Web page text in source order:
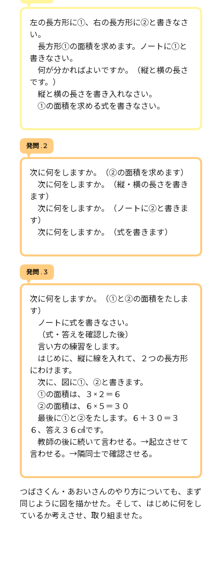
左の長方形に①、右の長方形に②と書きなさ
い。
長方形①の面積を求めます。ノートに①と
書きなさい。
何が分かればよいですか。（縦と横の長さ
です。）
縦と横の長さを書き入れなさい。
①の面積を求める式を書きなさい。
発問 . 2
次に何をしますか。（②の面積を求めます）
次に何をしますか。（縦・横の長さを書き
ます）
次に何をしますか。（ノートに②と書きま
す）
次に何をしますか。（式を書きます）
発問 . 3
次に何をしますか。（①と②の面積をたしま
す）
ノートに式を書きなさい。
（式・答えを確認した後）
言い方の練習をします。
はじめに、縦に線を入れて、２つの長方形
にわけます。
次に、図に①、②と書きます。
①の面積は、３×２＝６
②の面積は、６×５＝３０
最後に①と②をたします。６＋３０＝３
６、答え３６㎠です。
教師の後に続いて言わせる。→起立させて
言わせる。→隣同士で確認させる。
つばさくん・あおいさんのやり方についても、まず
同じように図を描かせた。そして、はじめに何をし
ているか考えさせ、取り組ませた。